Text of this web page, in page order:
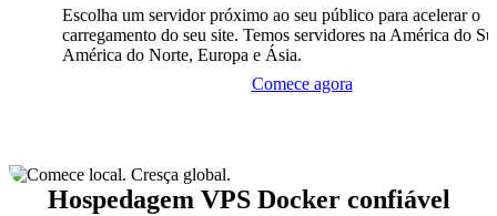
Escolha um servidor próximo ao seu público para acelerar o
carregamento do seu site. Temos servidores na América do
América do Norte, Europa e Ásia.
Comece agora
Hospedagem VPS Docker confiável